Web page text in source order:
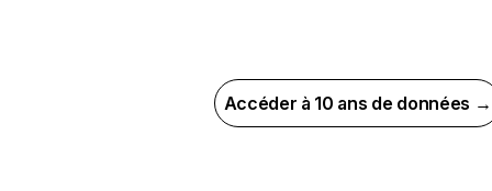
Accéder à 10 ans de données →